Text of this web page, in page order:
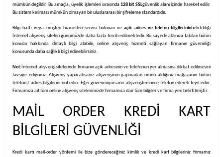
mümkün değildir. Bu amaçla, üyelik işlemleri sırasında 128 bit SSLgüvenlik alanı içinde hareket edilir.
Bu sistem kırılması mümkün olmayan bir uluslararası bir şifreleme standardıdır.
Bilgi hattı veya müşteri hizmetleri servisi bulunan veaçık adres ve telefon bilgilerininbelirtildiği
İnternet alışveriş siteleri günümüzde daha fazla tercih edilmektedir. Bu sayede aklınıza takılan bütün
konular hakkında detaylı bilgi alabilir, online alışveriş hizmeti sağlayan firmanın güvenirliği
konusunda daha sağlıklı bilgi edinebilirsiniz.
Not: İnternet alışveriş sitelerinde firmanın açık adresinin ve telefonun yer almasına dikkat edilmesini
tavsiye ediyoruz. Alışveriş yapacaksanız alışverişinizi yapmadan ürünü aldığınız mağazanın bütün
telefon / adres bilgilerini not edin. Eğer güvenmiyorsanız alışverişten önce telefon ederek teyit edin.
Firmamıza ait tüm online alışveriş sitelerimizde firmamıza dair tüm bilgiler ve firma yeri belirtilmiştir.
MAİL ORDER KREDİ KART
BİLGİLERİ GÜVENLİĞİ
Kredi kartı mail-order yöntemi ile bize göndereceğiniz kimlik ve kredi kart bilgileriniz firmamız